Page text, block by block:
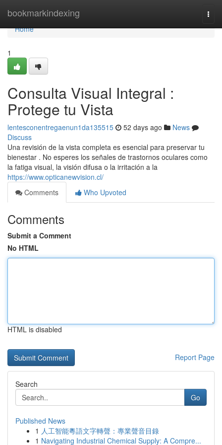
bookmarkindexing
Home
Home
1
Consulta Visual Integral :
Protege tu Vista
lentesconentregaenun1da135515 52 days ago
News
Discuss
Una revisión de la vista completa es esencial para preservar tu
bienestar . No esperes los señales de trastornos oculares como
la fatiga visual, la visión difusa o la irritación a la
https://www.opticanewvision.cl/
Comments
Who Upvoted
Comments
Submit a Comment
No HTML
HTML is disabled
Report Page
Search
Go
Published News
1 人工智能粵語文字轉聲：專業聲音目錄
1 Navigating Industrial Chemical Supply: A Compre...